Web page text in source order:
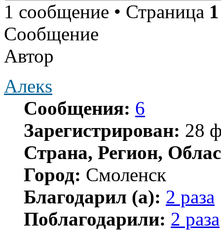
1 сообщение • Страница 1
Сообщение
Автор
Алекs
Сообщения: 6
Зарегистрирован: 28
Страна, Регион,
Город: Смоленск
Благодарил (а): 2 раза
Поблагодарили: 2 раза